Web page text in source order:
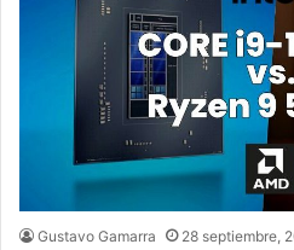
Gustavo Gamarra 28 septiembre,